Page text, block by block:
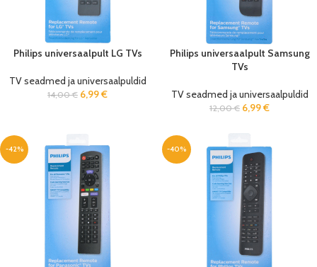
Philips universaalpult LG TVs
TV seadmed ja universaalpuldid
14,00€ 6,99€
Philips universaalpult Samsung
TVs
TV seadmed ja universaalpuldid
12,00€ 6,99€
-42% -40%